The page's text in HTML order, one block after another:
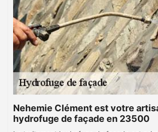
Nehemie Clément est votre
hydrofuge de façade en 23500